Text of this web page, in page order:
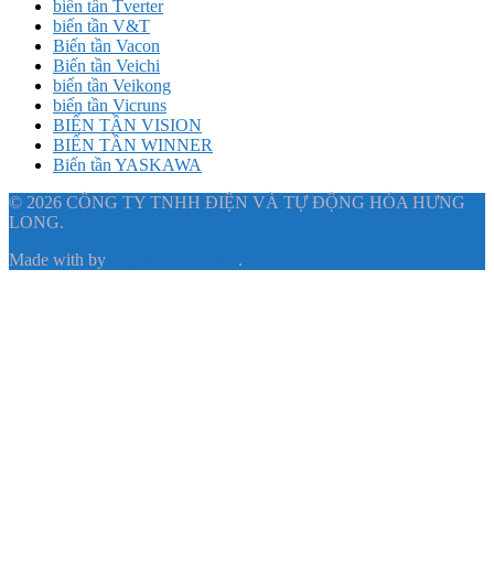
biến tần Tverter
biến tần V&T
Biến tần Vacon
Biến tần Veichi
biến tần Veikong
biến tần Vicruns
BIẾN TẦN VISION
BIẾN TẦN WINNER
Biến tần YASKAWA
© 2026 CÔNG TY TNHH ĐIỆN VÀ TỰ ĐỘNG HÓA HƯNG
LONG.
Made with by .